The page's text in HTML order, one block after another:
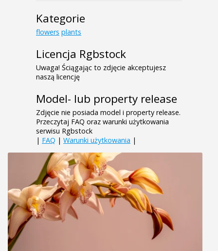
Kategorie
flowers plants
Licencja Rgbstock
Uwaga! Ściągając to zdjęcie akceptujesz
naszą licencję
Model- lub property release
Zdjęcie nie posiada model i property release.
Przeczytaj FAQ oraz warunki użytkowania
serwisu Rgbstock
| FAQ | Warunki użytkowania |